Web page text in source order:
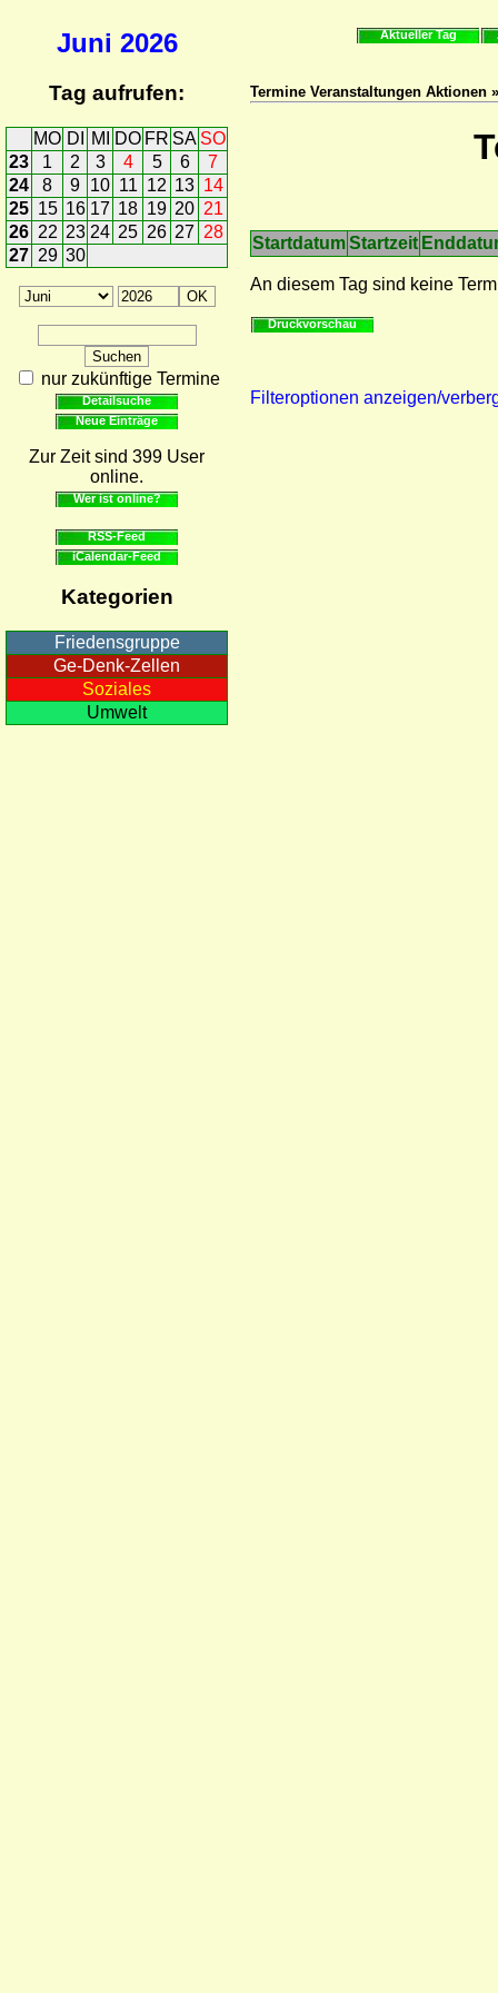
Juni 2026
Tag aufrufen:
MO DI MI DO FR SA SO
23
1 2 3 4 5 6
7
24
8 9 10 11 12 13 14
25 15 16 17 18 19 20 21
26 22 23 24 25 26 27 28
27 29 30
nur zukünftige Termine
Detailsuche
Neue Einträge
Zur Zeit sind 399 User
online.
Wer ist online?
RSS-Feed
iCalendar-Feed
Kategorien
Friedensgruppe
Ge-Denk-Zellen
Soziales
Umwelt
Aktueller Tag
Termine Veranstaltungen Aktionen
StartdatumStartzeit
An diesem Tag sind keine
Druckvorschau
Filteroptionen anzeigen/